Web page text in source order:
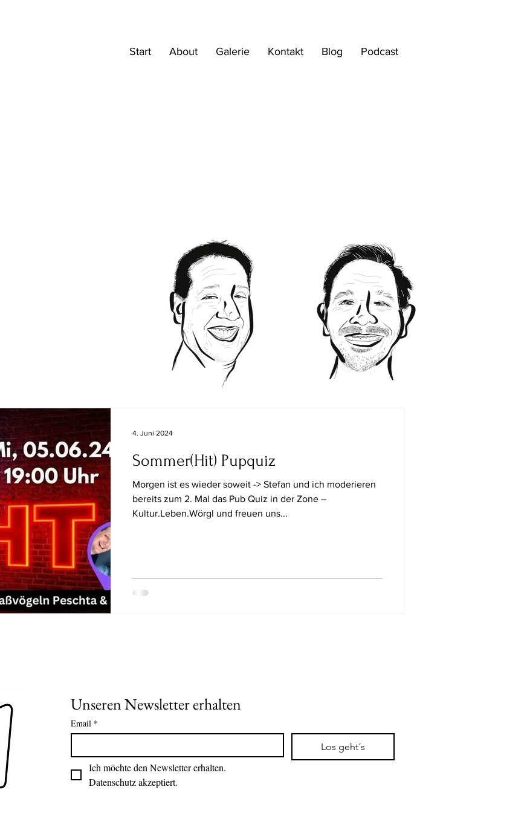
Start About Galerie Kontakt Blog Podcast
Sommer(Hit) Pupquiz
Morgen ist es wieder soweit -> Stefan und ich moderieren
bereits zum 2. Mal das Pub Quiz in der Zone –
Kultur.Leben.Wörgl und freuen uns...
4. Juni 2024
Unseren Newsletter erhalten
Email *
Los geht´s
Ich möchte den Newsletter erhalten.
Datenschutz akzeptiert.